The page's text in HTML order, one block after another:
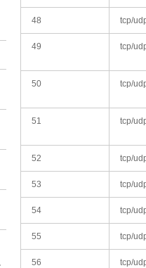
48 tcp/
49 tcp/
50 tcp/
51 tcp/
52 tcp/
53 tcp/
54 tcp/
55 tcp/
56 tcp/